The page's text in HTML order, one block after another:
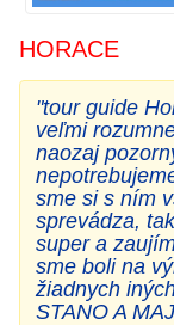
HORACE
"tour guide
veľmi
naozaj
sme si s ním
sprevádza,
super a
sme boli na
žiadnych
STANO A